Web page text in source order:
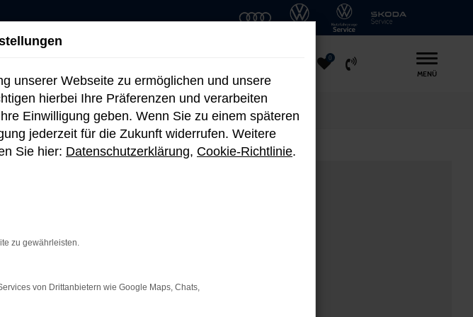
MENÜ
0
unserer Webseite zu ermöglichen und unsere
hierbei Ihre Präferenzen und verarbeiten
Einwilligung geben. Wenn Sie zu einem späteren
jederzeit für die Zukunft widerrufen. Weitere
Sie hier: Datenschutzerklärung, Cookie-Richtlinie.
zu gewährleisten.
von Drittanbietern wie Google Maps, Chats,